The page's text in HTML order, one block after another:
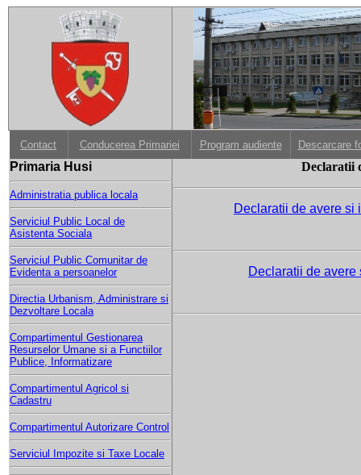
Contact Conducerea Primariei Program audiente Descarcare
Primaria Husi
Administratia publica locala
Serviciul Public Local de
Asistenta Sociala
Serviciul Public Comunitar de
Evidenta a persoanelor
Directia Urbanism, Administrare si
Dezvoltare Locala
Compartimentul Gestionarea
Resurselor Umane si a Functiilor
Publice, Informatizare
Compartimentul Agricol si
Cadastru
Compartimentul Autorizare Control
Serviciul Impozite si Taxe Locale
Declaratii
Declaratii de avere si
Declaratii de